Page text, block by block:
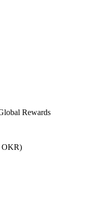
Rewards
OKR)